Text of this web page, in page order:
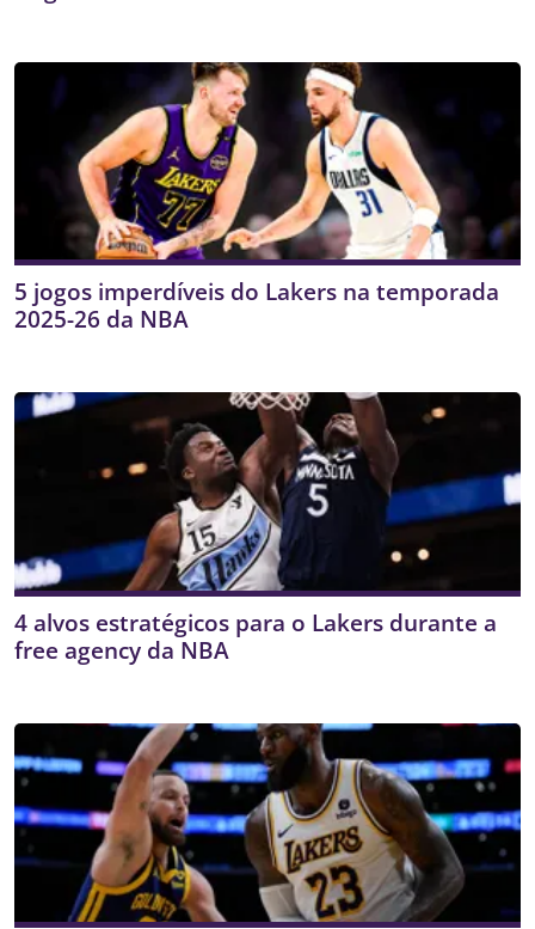
5 jogos imperdíveis do Lakers na temporada
2025-26 da NBA
4 alvos estratégicos para o Lakers durante a
free agency da NBA